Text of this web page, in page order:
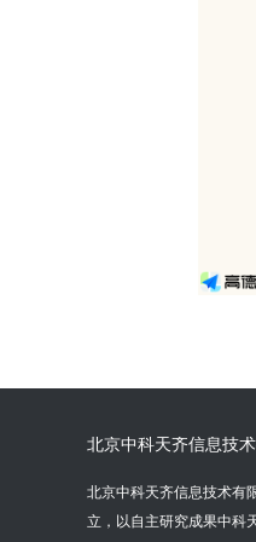
北京中科天齐信息技
北京中科天齐信息技术有
立，以自主研究成果中科